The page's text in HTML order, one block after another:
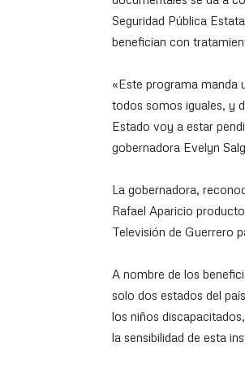
Seguridad Pública
benefician con
«Este programa manda
todos somos iguales, y
Estado voy a estar
gobernadora Evelyn
La gobernadora,
Rafael Aparicio
Televisión de Guerrero
A nombre de los
solo dos estados del
los niños
la sensibilidad de esta